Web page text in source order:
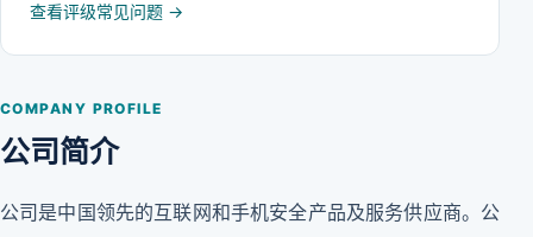
COMPANY PROFILE
公司简介
公司是中国领先的互联网和手机安全产品及服务供应商。公
查看评级常见问题 →